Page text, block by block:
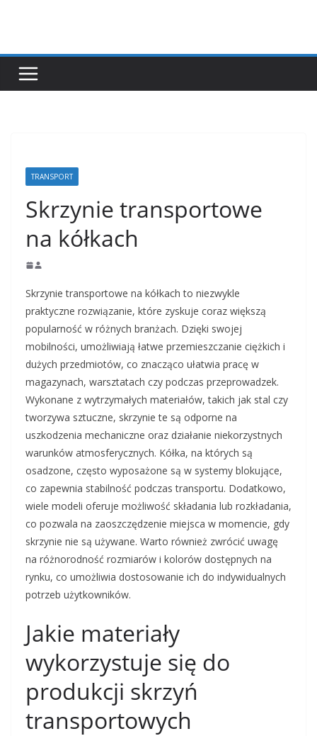
TRANSPORT
Skrzynie transportowe
na kółkach
Skrzynie transportowe na kółkach to niezwykle
praktyczne rozwiązanie, które zyskuje coraz większą
popularność w różnych branżach. Dzięki swojej
mobilności, umożliwiają łatwe przemieszczanie ciężkich i
dużych przedmiotów, co znacząco ułatwia pracę w
magazynach, warsztatach czy podczas przeprowadzek.
Wykonane z wytrzymałych materiałów, takich jak stal czy
tworzywa sztuczne, skrzynie te są odporne na
uszkodzenia mechaniczne oraz działanie niekorzystnych
warunków atmosferycznych. Kółka, na których są
osadzone, często wyposażone są w systemy blokujące,
co zapewnia stabilność podczas transportu. Dodatkowo,
wiele modeli oferuje możliwość składania lub rozkładania,
co pozwala na zaoszczędzenie miejsca w momencie, gdy
skrzynie nie są używane. Warto również zwrócić uwagę
na różnorodność rozmiarów i kolorów dostępnych na
rynku, co umożliwia dostosowanie ich do indywidualnych
potrzeb użytkowników.
Jakie materiały
wykorzystuje się do
produkcji skrzyń
transportowych